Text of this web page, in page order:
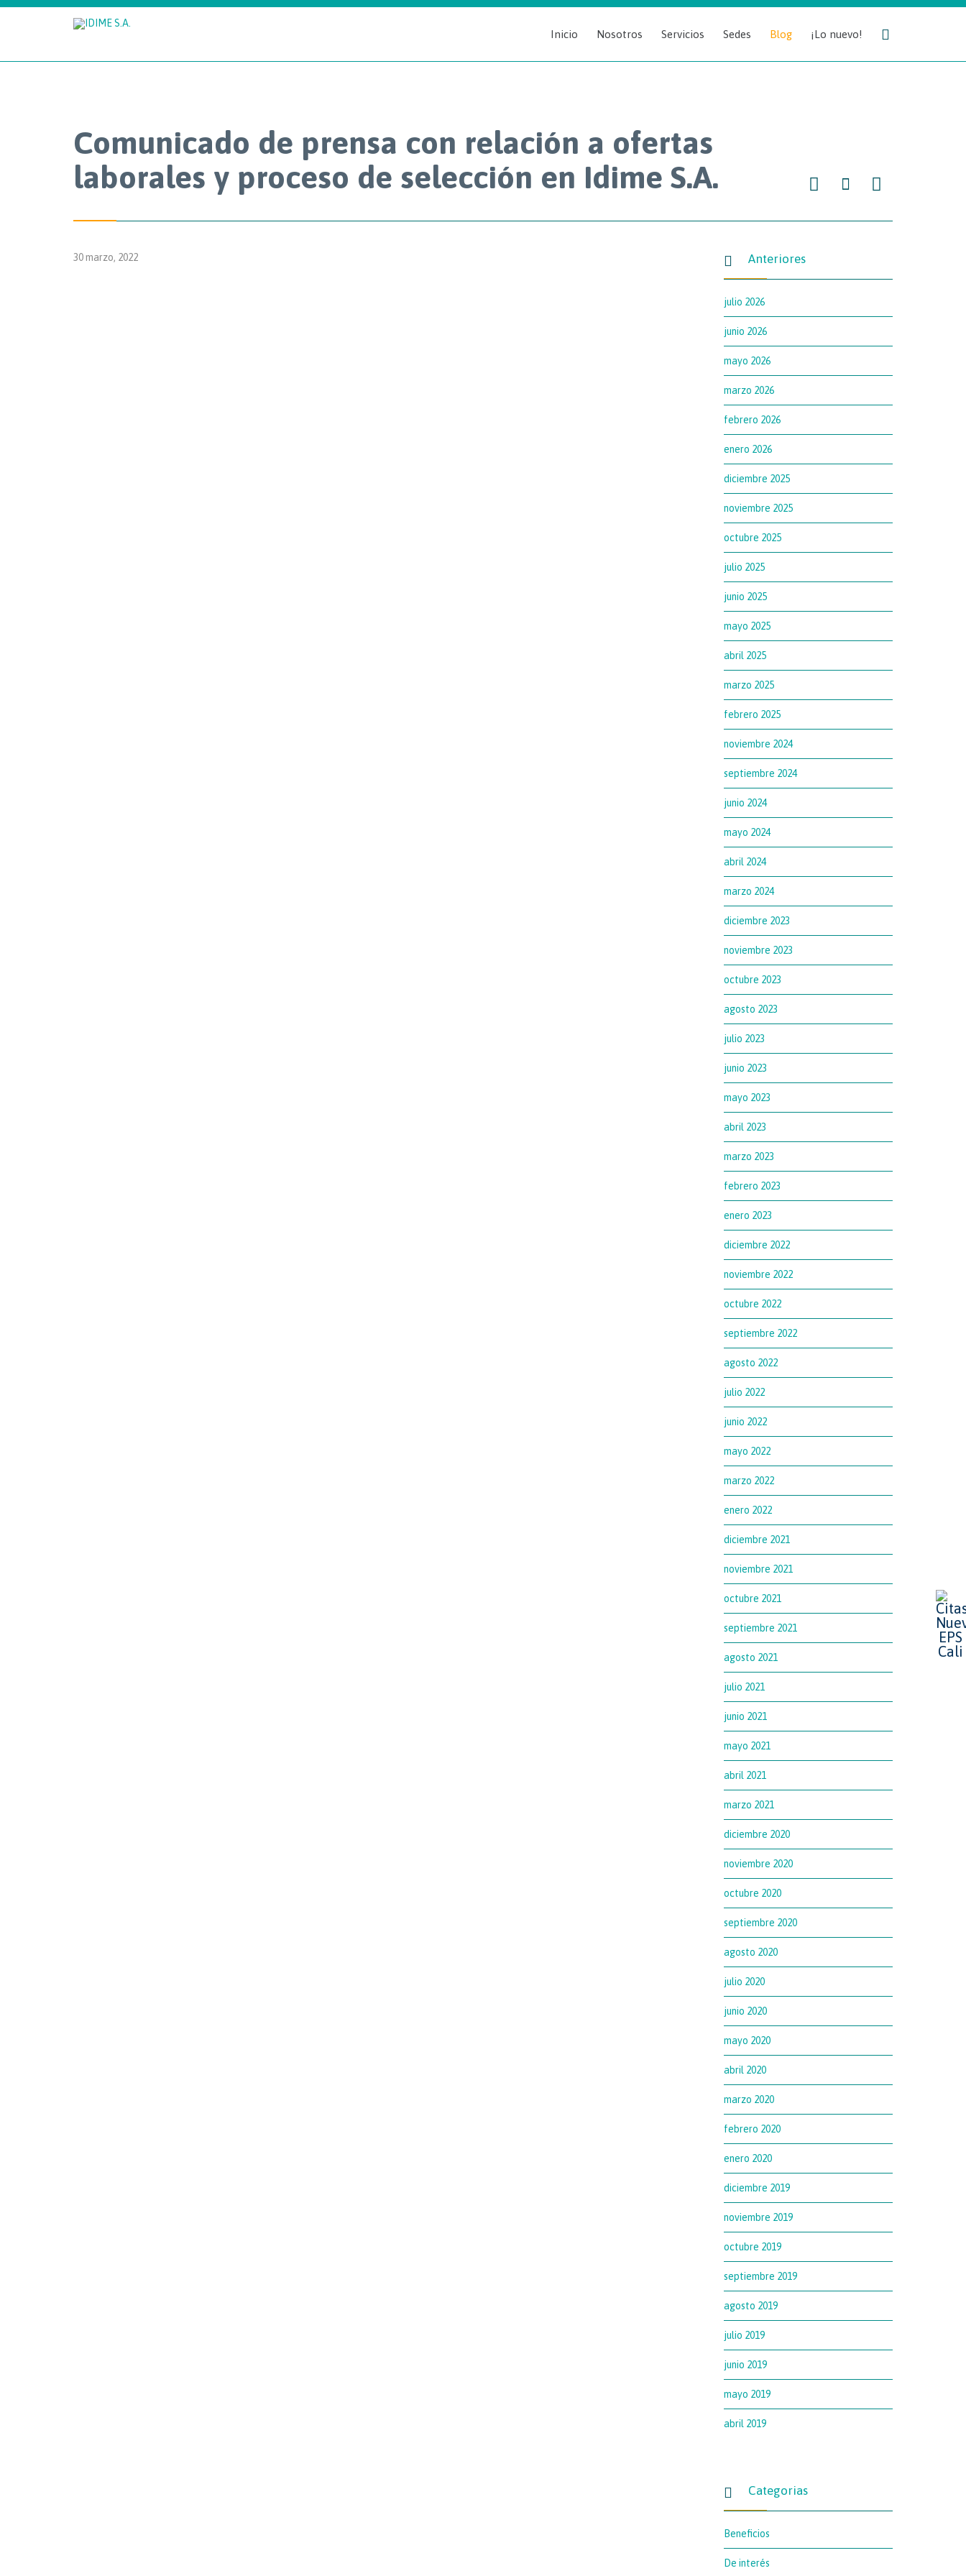
to
Inicio Nosotros Servicios Sedes Blog ¡Lo nuevo! 
Comunicado de prensa con relación a ofertas
laborales y proceso de selección en Idime S.A.
  
30 marzo, 2022  Anteriores
julio 2026
junio 2026
mayo 2026
marzo 2026
febrero 2026
enero 2026
diciembre 2025
noviembre 2025
octubre 2025
julio 2025
junio 2025
mayo 2025
abril 2025
marzo 2025
febrero 2025
noviembre 2024
septiembre 2024
junio 2024
mayo 2024
abril 2024
marzo 2024
diciembre 2023
noviembre 2023
octubre 2023
agosto 2023
julio 2023
junio 2023
mayo 2023
abril 2023
marzo 2023
febrero 2023
enero 2023
diciembre 2022
noviembre 2022
octubre 2022
septiembre 2022
agosto 2022
julio 2022
junio 2022
mayo 2022
marzo 2022
enero 2022
diciembre 2021
noviembre 2021
octubre 2021
septiembre 2021
agosto 2021
julio 2021
junio 2021
mayo 2021
abril 2021
marzo 2021
diciembre 2020
noviembre 2020
octubre 2020
septiembre 2020
agosto 2020
julio 2020
junio 2020
mayo 2020
abril 2020
marzo 2020
febrero 2020
enero 2020
diciembre 2019
noviembre 2019
octubre 2019
septiembre 2019
agosto 2019
julio 2019
junio 2019
mayo 2019
abril 2019
 Categorias
Beneficios
De interés